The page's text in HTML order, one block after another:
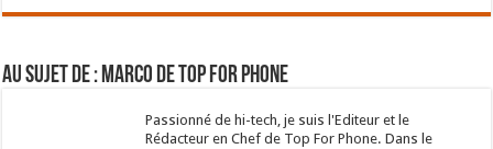
Au sujet de : Marco de Top For Phone
Passionné de hi-tech, je suis l'Editeur et le
Rédacteur en Chef de Top For Phone. Dans le